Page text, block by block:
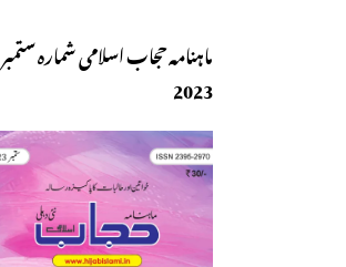
ماہنامہ حجاب اسلامی شمارہ ستمبر
2023